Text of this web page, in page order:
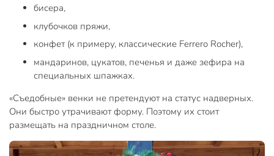
бисера,
клубочков пряжи,
конфет (к примеру, классические Ferrero Rocher),
мандаринов, цукатов, печенья и даже зефира на
специальных шпажках.
«Съедобные» венки не претендуют на статус надверных.
Они быстро утрачивают форму. Поэтому их стоит
размещать на праздничном столе.